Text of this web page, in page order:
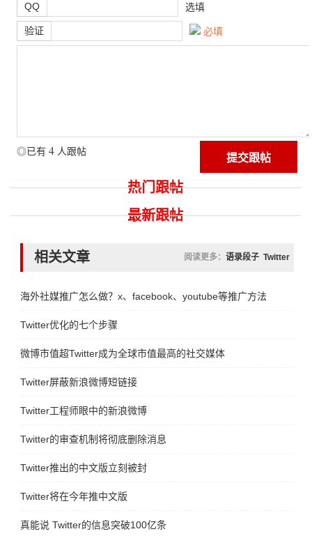
QQ 选填
验证 必填
◎已有 4 人跟帖
热门跟帖
最新跟帖
相关文章 阅读更多： 语录段子 Twitter
海外社媒推广怎么做？x、facebook、youtube等推广方法分享
Twitter优化的七个步骤
微博市值超Twitter成为全球市值最高的社交媒体
Twitter屏蔽新浪微博短链接
Twitter工程师眼中的新浪微博
Twitter的审查机制将彻底删除消息
Twitter推出的中文版立刻被封
Twitter将在今年推中文版
真能说 Twitter的信息突破100亿条